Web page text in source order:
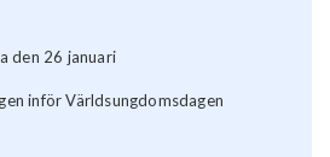
den 26 januari
inför Världsungdomsdagen